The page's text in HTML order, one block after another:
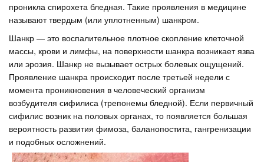
проникла спирохета бледная. Такие проявления в медицине
называют твердым (или уплотненным) шанкром.
Шанкр — это воспалительное плотное скопление клеточной
массы, крови и лимфы, на поверхности шанкра возникает язва
или эрозия. Шанкр не вызывает острых болевых ощущений.
Проявление шанкра происходит после третьей недели с
момента проникновения в человеческий организм
возбудителя сифилиса (трепонемы бледной). Если первичный
сифилис возник на половых органах, то появляется большая
вероятность развития фимоза, баланопостита, гангренизации
и подобных осложнений.